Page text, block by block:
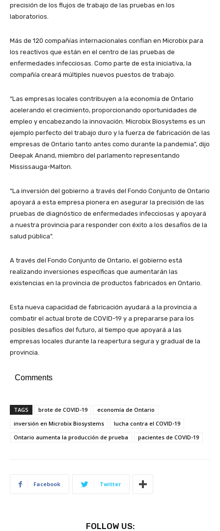
precisión de los flujos de trabajo de las pruebas en los
laboratorios.
Más de 120 compañías internacionales confían en Microbix para
los reactivos que están en el centro de las pruebas de
enfermedades infecciosas. Como parte de esta iniciativa, la
compañía creará múltiples nuevos puestos de trabajo.
“Las empresas locales contribuyen a la economía de Ontario
acelerando el crecimiento, proporcionando oportunidades de
empleo y encabezando la innovación. Microbix Biosystems es un
ejemplo perfecto del trabajo duro y la fuerza de fabricación de las
empresas de Ontario tanto antes como durante la pandemia”, dijo
Deepak Anand, miembro del parlamento representando
Mississauga-Malton.
“La inversión del gobierno a través del Fondo Conjunto de Ontario
apoyará a esta empresa pionera en asegurar la precisión de las
pruebas de diagnóstico de enfermedades infecciosas y apoyará
a nuestra provincia para responder con éxito a los desafíos de la
salud pública”.
A través del Fondo Conjunto de Ontario, el gobierno está
realizando inversiones específicas que aumentarán las
existencias en la provincia de productos fabricados en Ontario.
Esta nueva capacidad de fabricación ayudará a la provincia a
combatir el actual brote de COVID-19 y a prepararse para los
posibles desafíos del futuro, al tiempo que apoyará a las
empresas locales durante la reapertura segura y gradual de la
provincia.
Comments
TAGS brote de COVID-19
economía de Ontario
inversión en Microbix Biosystems
lucha contra el COVID-19
Ontario aumenta la producción de prueba
pacientes de COVID-19
Facebook Twitter
FOLLOW US: